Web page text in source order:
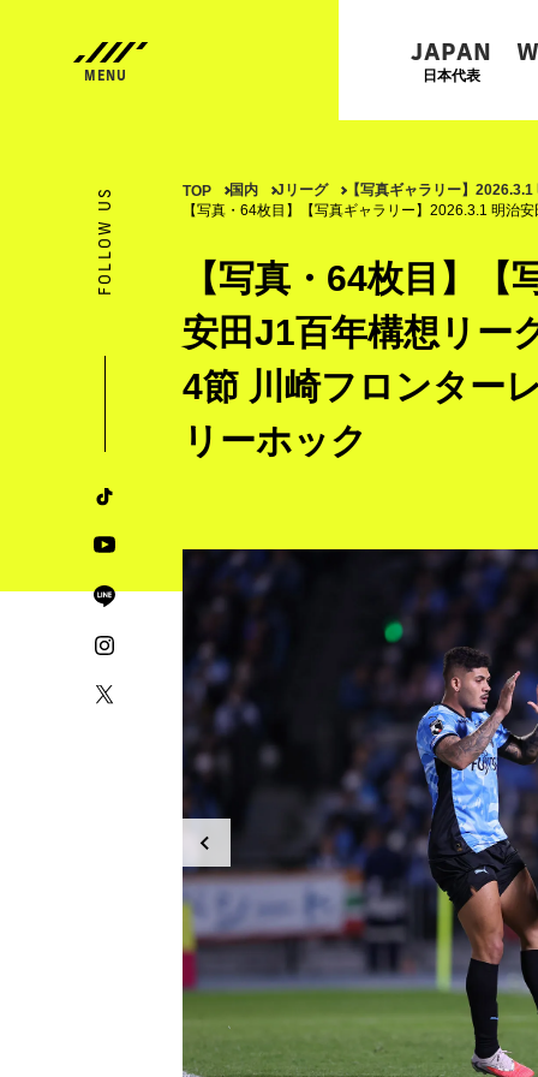
JAPAN
日本代表
FOLLOW US TOP 国内 Jリーグ
【写真ギャラリー】
【写真・64枚目】【写真ギャラリー】2026.3.1 明治
【写真・64枚目】
安田J1百年構想リー
4節 川崎フロンター
リーホック